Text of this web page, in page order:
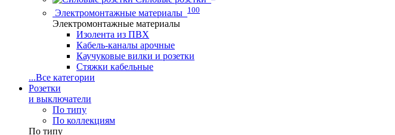
Электромонтажные материалы 100
Электромонтажные материалы
Изолента из ПВХ
Кабель-каналы арочные
Каучуковые вилки и розетки
Стяжки кабельные
...Все категории
Розетки
и выключатели
По типу
По коллекциям
По типу